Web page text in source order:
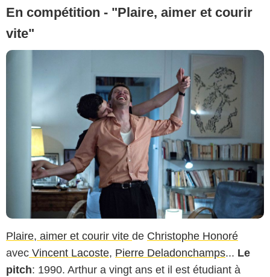
En compétition - "Plaire, aimer et courir
vite"
Plaire, aimer et courir vite de Christophe Honoré
avec Vincent Lacoste, Pierre Deladonchamps... Le
pitch: 1990. Arthur a vingt ans et il est étudiant à